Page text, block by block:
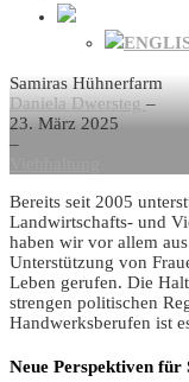
Samiras Hühnerfarm
Daniela Dwersteg–
23. März 2025
–
Bereits seit 2005
Landwirtschafts- und
haben wir vor allem
Unterstützung von
Leben gerufen. Die
strengen politischen
Handwerksberufen ist
Neue Perspektiven für